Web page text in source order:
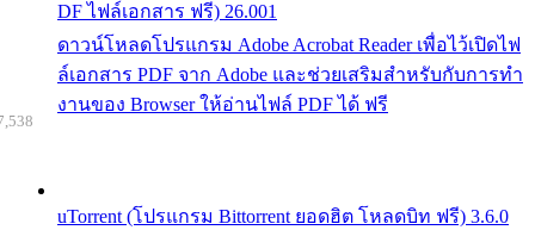
DF ไฟล์เอกสาร ฟรี) 26.001
ดาวน์โหลดโปรแกรม Adobe Acrobat Reader เพื่อไว้เปิดไฟ
ล์เอกสาร PDF จาก Adobe และช่วยเสริมสำหรับกับการทำ
งานของ Browser ให้อ่านไฟล์ PDF ได้ ฟรี
uTorrent (โปรแกรม Bittorrent ยอดฮิต โหลดบิท ฟรี) 3.6.0